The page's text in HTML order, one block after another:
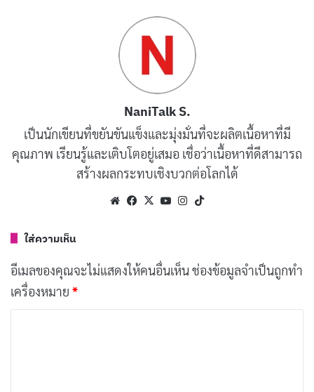
หน้าละม้ายเซโตะ คันนะ
เผยแพร่เมื่อ: 18 ชั่วโมง ที่ผ่านมา
[รีวิว-เรื่องย่อ] 1670 Season 3 เสียดสีสังคมผ่านยุค
มืดที่เริ่มหมดมุก
เผยแพร่เมื่อ: 18 ชั่วโมง ที่ผ่านมา
[รีวิว-เรื่องย่อ] Big Chicken: A Fast Food
Conspiracy สารคดีกินไก่ทอด 28 วัน สะเทือนวง
เผยแพร่เมื่อ: 21 ชั่วโมง ที่ผ่านมา
♬ Vivaldi – 2 Violins op 8 Allegro 1 – AllMusicGallery
วลี “Thank You Kateyki” เป็นตัวอย่างของการสร้างสรรค์
คอนเทนต์ที่เรียบง่ายแต่มีเสน่ห์ ทำให้ผู้คนรู้สึกเชื่อมโยงและ
NaniTalk S.
เป็นนักเขียนที่ขยันขันแข็งและมุ่งมั่นที่จะผลิตเนื้อหาที่มี
คุณภาพ เรียนรู้และเติบโตอยู่เสมอ เชื่อว่าเนื้อหาที่ดีสามารถ
สร้างผลกระทบเชิงบวกต่อโลกได้
WebsiteFacebook
X YouTubeInstagram
ใส่ความเห็น
อีเมลของคุณจะไม่แสดงให้คนอื่นเห็น ช่องข้อมูลจำเป็นถูกทำ
เครื่องหมาย *